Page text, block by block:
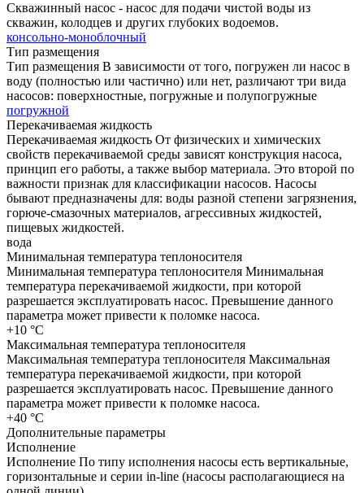
Скважинный насос - насос для подачи чистой воды из
скважин, колодцев и других глубоких водоемов.
консольно-моноблочный
Тип размещения
Тип размещения В зависимости от того, погружен ли насос в
воду (полностью или частично) или нет, различают три вида
насосов: поверхностные, погружные и полупогружные
погружной
Перекачиваемая жидкость
Перекачиваемая жидкость От физических и химических
свойств перекачиваемой среды зависят конструкция насоса,
принцип его работы, а также выбор материала. Это второй по
важности признак для классификации насосов. Насосы
бывают предназначены для: воды разной степени загрязнения,
горюче-смазочных материалов, агрессивных жидкостей,
пищевых жидкостей.
вода
Минимальная температура теплоносителя
Минимальная температура теплоносителя Минимальная
температура перекачиваемой жидкости, при которой
разрешается эксплуатировать насос. Превышение данного
параметра может привести к поломке насоса.
+10 °C
Максимальная температура теплоносителя
Максимальная температура теплоносителя Максимальная
температура перекачиваемой жидкости, при которой
разрешается эксплуатировать насос. Превышение данного
параметра может привести к поломке насоса.
+40 °C
Дополнительные параметры
Исполнение
Исполнение По типу исполнения насосы есть вертикальные,
горизонтальные и серии in-line (насосы располагающиеся на